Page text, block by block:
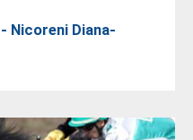
Nicoreni Diana-